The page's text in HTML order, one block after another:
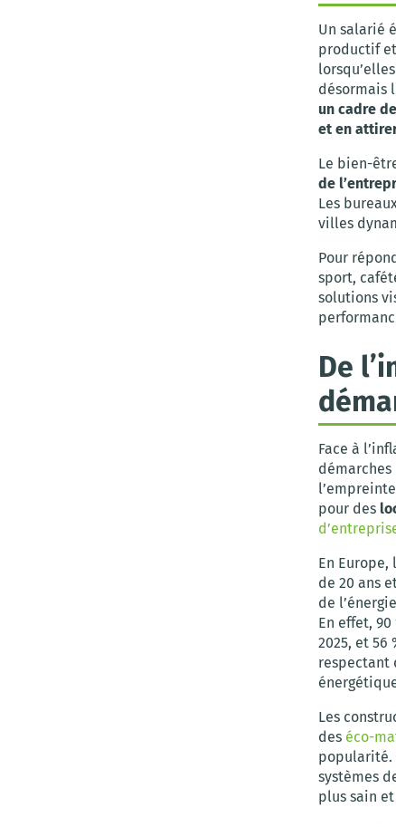
Un salarié
productif
désormais
un cadre
et en
Le bien-
de
Les
villes
Pour
sport,
solutions
De
Face à
démarches
pour des
En
de 20 ans
de
En effet,
2025, et
respectant
Les
des éco-
popularité.
systèmes
plus sain